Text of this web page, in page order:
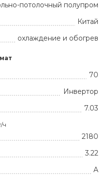
потолочный полупром
Китай
охлаждение и обогрев
70
Инвертор
7.03
ч
2180
3.22
A